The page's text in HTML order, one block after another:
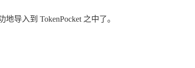
导入到 TokenPocket 之中了。